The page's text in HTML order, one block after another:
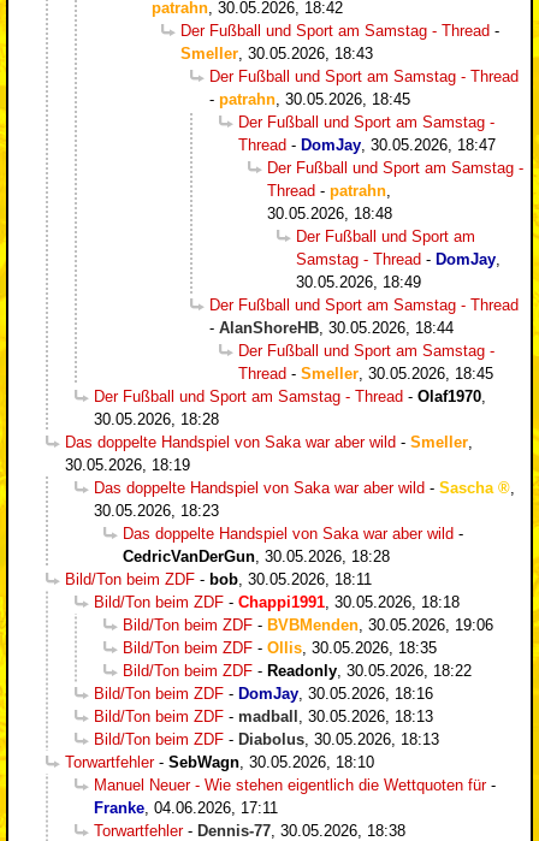
patrahn 30.05.2026, 18:42
Der Fußball und Sport am Samstag - Thread -
Smeller 30.05.2026, 18:43
Der Fußball und Sport am Samstag - Thread
- patrahn 30.05.2026, 18:45
Der Fußball und Sport am Samstag -
Thread - DomJay 30.05.2026, 18:47
Der Fußball und Sport am Samstag -
Thread - patrahn
30.05.2026, 18:48
Der Fußball und Sport am
Samstag - Thread - DomJay
30.05.2026, 18:49
Der Fußball und Sport am Samstag - Thread
- AlanShoreHB 30.05.2026, 18:44
Der Fußball und Sport am Samstag -
Thread - Smeller 30.05.2026, 18:45
Der Fußball und Sport am Samstag - Thread - Olaf1970
30.05.2026, 18:28
Das doppelte Handspiel von Saka war aber wild - Smeller
30.05.2026, 18:19
Das doppelte Handspiel von Saka war aber wild - Sascha
30.05.2026, 18:23
Das doppelte Handspiel von Saka war aber wild -
CedricVanDerGun 30.05.2026, 18:28
Bild/Ton beim ZDF - bob 30.05.2026, 18:11
Bild/Ton beim ZDF - Chappi1991 30.05.2026, 18:18
Bild/Ton beim ZDF - BVBMenden 30.05.2026, 19:06
Bild/Ton beim ZDF - Ollis 30.05.2026, 18:35
Bild/Ton beim ZDF - Readonly 30.05.2026, 18:22
Bild/Ton beim ZDF - DomJay 30.05.2026, 18:16
Bild/Ton beim ZDF - madball
30.05.2026, 18:13
Bild/Ton beim ZDF - Diabolus 30.05.2026, 18:13
Torwartfehler- SebWagn 30.05.2026, 18:10
Manuel Neuer - Wie stehen eigentlich die Wettquoten für-
Franke 04.06.2026, 17:11
Torwartfehler- Dennis-77 30.05.2026, 18:38